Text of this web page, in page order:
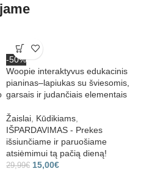
-50%
Woopie interaktyvus edukacinis
pianinas–lapiukas su šviesomis,
garsais ir judančiais elementais
Žaislai Kūdikiams
IŠPARDAVIMAS - Prekes
išsiunčiame ir paruošiame
atsiėmimui tą pačią dieną!
29,99€ 15,00€